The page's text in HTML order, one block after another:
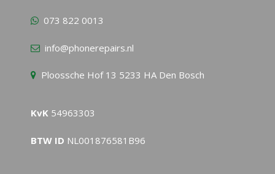
073 822 0013
info@phonerepairs.nl
Ploossche Hof 13 5233 HA Den Bosch
KvK 54963303
BTW ID NL001876581B96